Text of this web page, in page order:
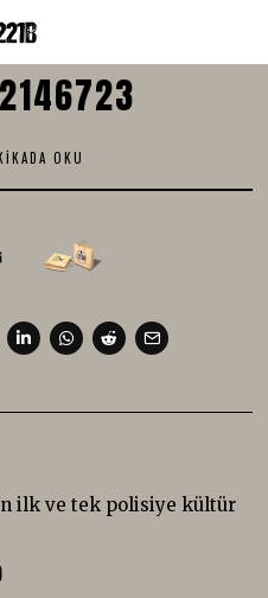
OKU
ilk ve tek polisiye kültür